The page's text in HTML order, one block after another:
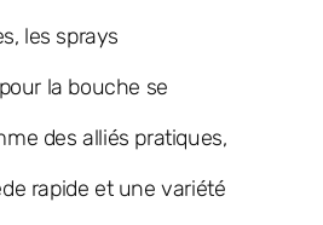
les sprays
la bouche se
des alliés pratiques,
rapide et une variété